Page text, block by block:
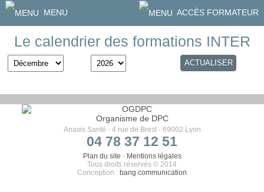
MENU ACCÈS FORMATEUR
Le calendrier des formations INTER
Organisme de DPC
Anaxis Santé - 4 rue de Brest - 69002 Lyon
04 78 37 12 51
Plan du site - Mentions légales
Tous droits réservés © 2014
Conception : bang communication